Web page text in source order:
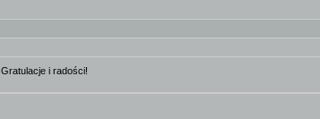
. Gratulacje i radości!